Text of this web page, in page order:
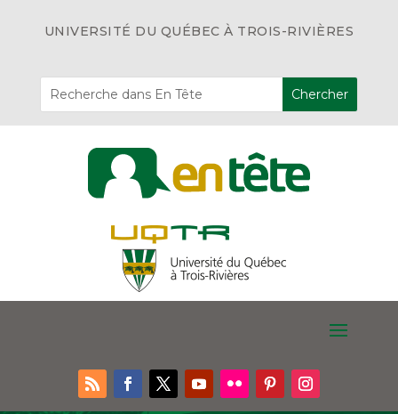
UNIVERSITÉ DU QUÉBEC À TROIS-RIVIÈRES